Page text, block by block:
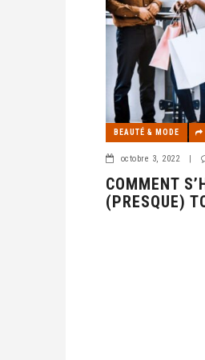
BEAUTÉ & MODE
octobre 3, 2022
COMMENT
(PRESQUE)